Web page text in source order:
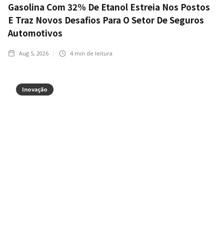
Gasolina Com 32% De Etanol Estreia Nos Postos
E Traz Novos Desafios Para O Setor De Seguros
Automotivos
Aug 5, 2026 4 min de leitura
Inovação